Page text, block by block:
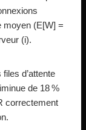
moyen (E[W] =
(i).
d’attente
de 18 %
correctement